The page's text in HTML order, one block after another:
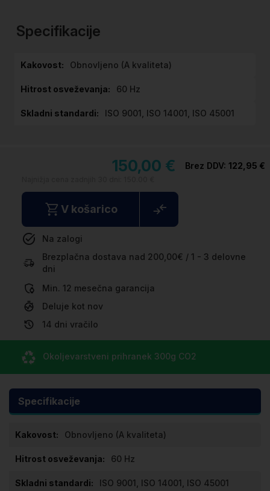
začetek
galerije
Specifikacije
Obnovljeno (A kvaliteta)
60 Hz
ISO 9001, ISO 14001, ISO 45001
150,00 € 122,95 €
V košarico
Na zalogi
Brezplačna dostava nad 200,00€ / 1 - 3 delovne
dni
Min. 12 mesečna garancija
Deluje kot nov
14 dni vračilo
Okoljevarstveni prihranek 300g CO2
Specifikacije
Obnovljeno (A kvaliteta)
60 Hz
ISO 9001, ISO 14001, ISO 45001